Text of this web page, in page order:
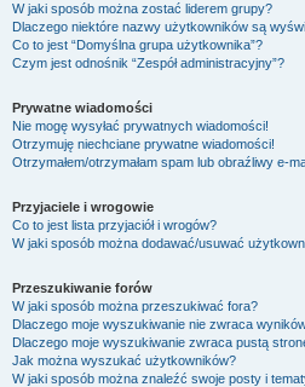
W jaki sposób można zostać liderem grupy?
Dlaczego niektóre nazwy użytkowników są
Co to jest “Domyślna grupa użytkownika”?
Czym jest odnośnik “Zespół administracyjny”?
Prywatne wiadomości
Nie mogę wysyłać prywatnych wiadomości!
Otrzymuję niechciane prywatne wiadomości!
Otrzymałem/otrzymałam spam lub obraźliwy e-
Przyjaciele i wrogowie
Co to jest lista przyjaciół i wrogów?
W jaki sposób można dodawać/usuwać
Przeszukiwanie forów
W jaki sposób można przeszukiwać fora?
Dlaczego moje wyszukiwanie nie zwraca
Dlaczego moje wyszukiwanie zwraca pustą
Jak można wyszukać użytkowników?
W jaki sposób można znaleźć swoje posty i